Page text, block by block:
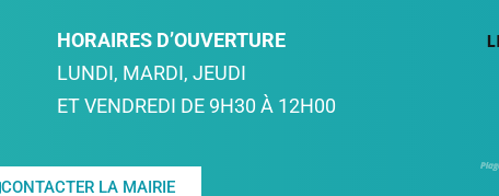
HORAIRES D’OUVERTURE
LUNDI, MARDI, JEUDI
ET VENDREDI DE 9H30 À 12H00
CONTACTER LA MAIRIE